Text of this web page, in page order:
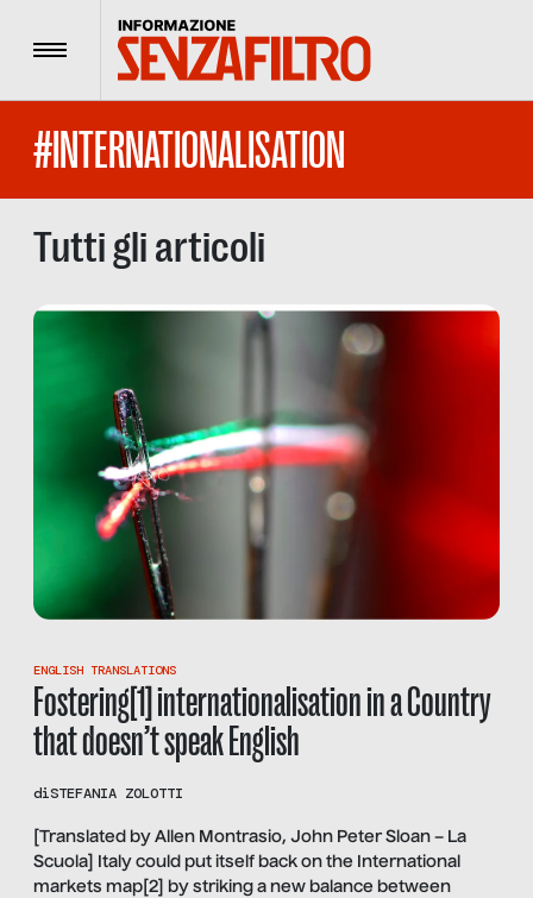
Menu
#INTERNATIONALISATION
Tutti gli articoli
ENGLISH TRANSLATIONS
Fostering[1] internationalisation in a Country
that doesn’t speak English
diSTEFANIA ZOLOTTI
[Translated by Allen Montrasio, John Peter Sloan – La
Scuola] Italy could put itself back on the International
markets map[2] by striking a new balance between